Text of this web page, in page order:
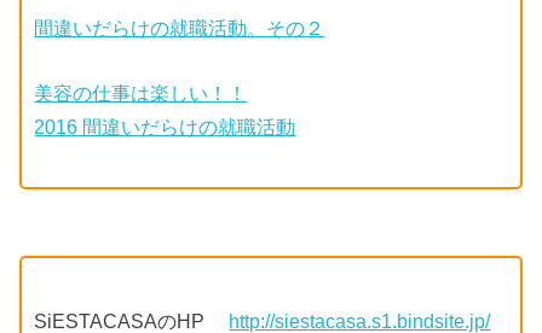
間違いだらけの就職活動。その２
美容の仕事は楽しい！！
2016 間違いだらけの就職活動
SiESTACASAのHP http://siestacasa.s1.bindsite.jp/